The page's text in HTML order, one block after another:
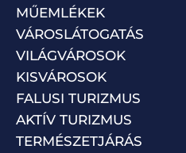
MŰEMLÉKEK
VÁROSLÁTOGATÁS
VILÁGVÁROSOK
KISVÁROSOK
FALUSI TURIZMUS
AKTÍV TURIZMUS
TERMÉSZETJÁRÁS